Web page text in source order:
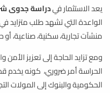
يعد الاستثمار فيدراسة جدوى
الواعدة التي تشهد طلب متزايد
منشآت تجارية، سكنية، صناعية،
ومع تزايد الحاجة إلى تعزيز
الحراسة أمر ضروري، كونه
الحكومية والبنوك إلى المولات